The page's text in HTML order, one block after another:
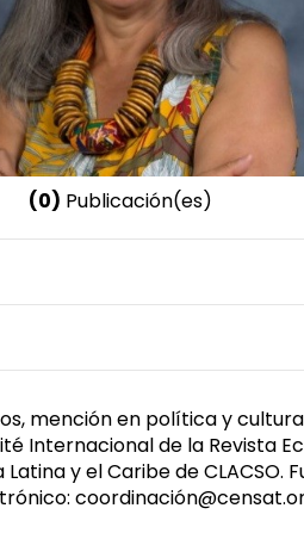
(0) Publicación(es)
mención en política y
Internacional de la Revista
y el Caribe de